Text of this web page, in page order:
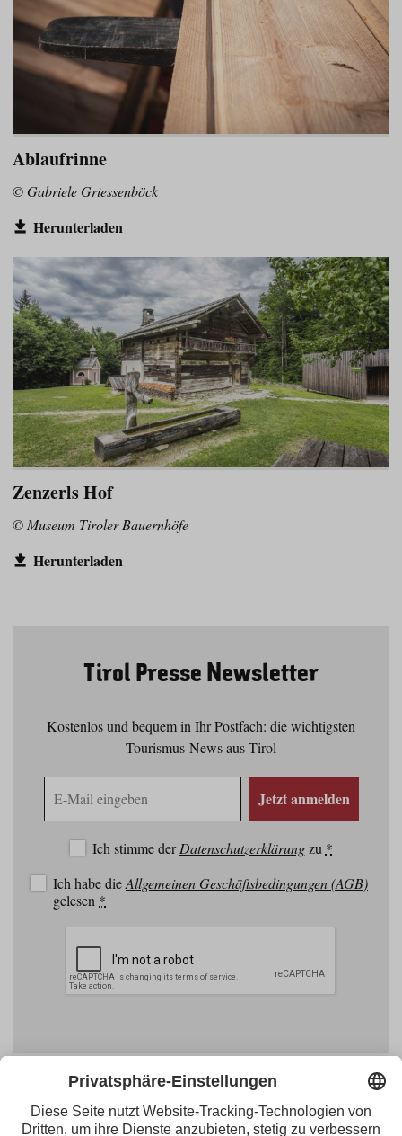
Ablaufrinne
© Gabriele Griessenböck
Herunterladen
Zenzerls Hof
© Museum Tiroler Bauernhöfe
Herunterladen
Tirol Presse Newsletter
Kostenlos und bequem in Ihr Postfach: die wichtigsten
Tourismus-News aus Tirol
Mail
Jetzt anmelden
Ich stimme derDatenschutzerklärungzu *
Ich habe dieAllgemeinen Geschäftsbedingungen (AGB)
gelesen *
Instagram